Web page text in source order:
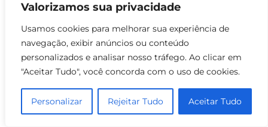
Valorizamos sua privacidade
Usamos cookies para melhorar sua experiência de
navegação, exibir anúncios ou conteúdo
personalizados e analisar nosso tráfego. Ao clicar em
"Aceitar Tudo", você concorda com o uso de cookies.
Personalizar Rejeitar Tudo Aceitar Tudo
Filmes que Trazem Esperança e
Inspiração
0 156